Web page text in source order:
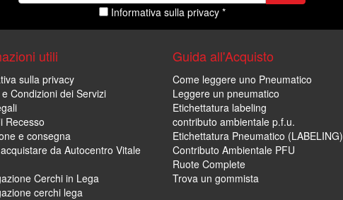
Informativa sulla privacy *
utili
sulla privacy
Condizioni dei Servizi
Recesso
e consegna
da Autocentro Vitale
Cerchi in Lega
cerchi lega
Guida all'Acquisto
Come leggere uno Pneumatico
Leggere un pneumatico
Etichettatura labeling
contributo ambientale p.f.u.
Etichettatura Pneumatico (LABELING)
Contributo Ambientale PFU
Ruote Complete
Trova un gommista